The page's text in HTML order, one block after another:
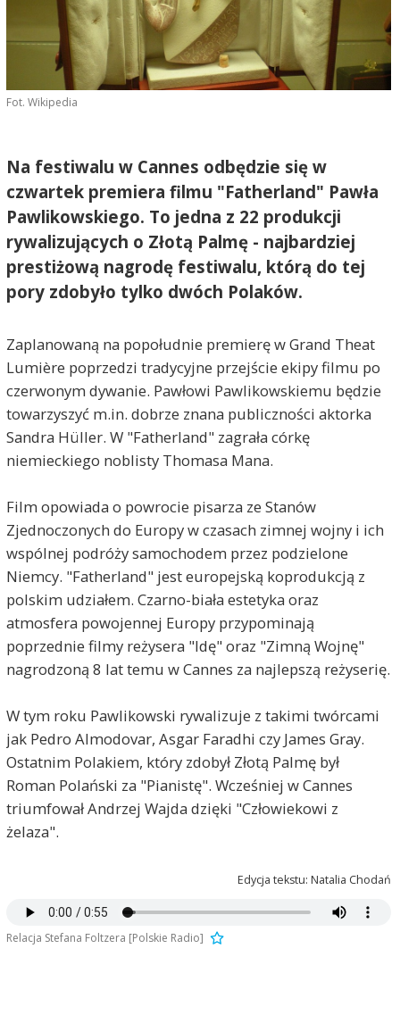
Fot. Wikipedia
Na festiwalu w Cannes odbędzie się w
czwartek premiera filmu "Fatherland" Pawła
Pawlikowskiego. To jedna z 22 produkcji
rywalizujących o Złotą Palmę - najbardziej
prestiżową nagrodę festiwalu, którą do tej
pory zdobyło tylko dwóch Polaków.
Zaplanowaną na popołudnie premierę w Grand Theat
Lumière poprzedzi tradycyjne przejście ekipy filmu po
czerwonym dywanie. Pawłowi Pawlikowskiemu będzie
towarzyszyć m.in. dobrze znana publiczności aktorka
Sandra Hüller. W "Fatherland" zagrała córkę
niemieckiego noblisty Thomasa Mana.
Film opowiada o powrocie pisarza ze Stanów
Zjednoczonych do Europy w czasach zimnej wojny i ich
wspólnej podróży samochodem przez podzielone
Niemcy. "Fatherland" jest europejską koprodukcją z
polskim udziałem. Czarno-biała estetyka oraz
atmosfera powojennej Europy przypominają
poprzednie filmy reżysera "Idę" oraz "Zimną Wojnę"
nagrodzoną 8 lat temu w Cannes za najlepszą reżyserię.
W tym roku Pawlikowski rywalizuje z takimi twórcami
jak Pedro Almodovar, Asgar Faradhi czy James Gray.
Ostatnim Polakiem, który zdobył Złotą Palmę był
Roman Polański za "Pianistę". Wcześniej w Cannes
triumfował Andrzej Wajda dzięki "Człowiekowi z
żelaza".
Edycja tekstu: Natalia Chodań
Relacja Stefana Foltzera [Polskie Radio]